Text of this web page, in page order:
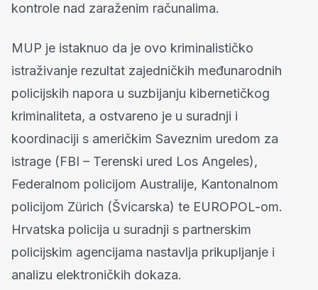
kontrole nad zaraženim računalima.
MUP je istaknuo da je ovo kriminalističko
istraživanje rezultat zajedničkih međunarodnih
policijskih napora u suzbijanju kibernetičkog
kriminaliteta, a ostvareno je u suradnji i
koordinaciji s američkim Saveznim uredom za
istrage (FBI – Terenski ured Los Angeles),
Federalnom policijom Australije, Kantonalnom
policijom Zürich (Švicarska) te EUROPOL-om.
Hrvatska policija u suradnji s partnerskim
policijskim agencijama nastavlja prikupljanje i
analizu elektroničkih dokaza.